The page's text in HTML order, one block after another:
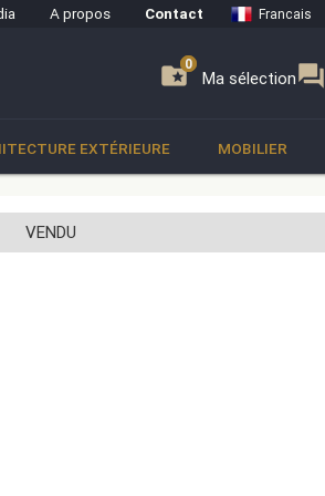
A propos Contact Francais
folder_special Ma sélection
0 forum
0
EXTÉRIEURE MOBILIER
VENDU